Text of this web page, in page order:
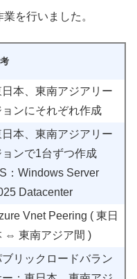
を行いました。
日本、東南アジアリー
ョンにそれぞれ作成
日本、東南アジアリー
ョンで1台ずつ作成
：Windows Server
Datacenter
Vnet Peering ( 東日
⇔ 東南アジア間 )
ブリックロードバラン